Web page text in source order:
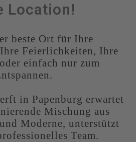
Location!
beste Ort für Ihre
Feierlichkeiten, Ihre
einfach nur zum
in Papenburg erwartet
Mischung aus
Moderne, unterstützt
Team.